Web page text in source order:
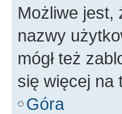
Możliwe jest,
nazwy
mógł też
się więcej na
Góra